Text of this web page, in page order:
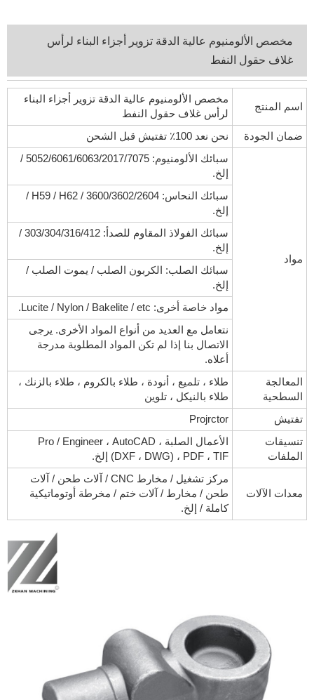
مخصص الألومنيوم عالية الدقة تزوير أجزاء البناء لرأس
غلاف حقول النفط
اسم المنتج
مخصص الألومنيوم عالية الدقة تزوير أجزاء البناء
لرأس غلاف حقول النفط
ضمان الجودة
نحن نعد 100٪ تفتيش قبل الشحن
مواد
سبائك الألومنيوم: 5052/6061/6063/2017/7075 /
إلخ.
سبائك النحاس: 3600/3602/2604 / H59 / H62 /
إلخ.
سبائك الفولاذ المقاوم للصدأ: 303/304/316/412 /
إلخ.
سبائك الصلب: الكربون الصلب / يموت الصلب /
إلخ.
مواد خاصة أخرى: Lucite / Nylon / Bakelite / etc.
نتعامل مع العديد من أنواع المواد الأخرى. يرجى
الاتصال بنا إذا لم تكن المواد المطلوبة مدرجة
أعلاه.
المعالجة
السطحية
طلاء ، تلميع ، أنودة ، طلاء بالكروم ، طلاء بالزنك ،
طلاء بالنيكل ، تلوين
تفتيش
Projrctor
تنسيقات
الملفات
الأعمال الصلبة ، Pro / Engineer ، AutoCAD
(DXF ، DWG) ، PDF ، TIF إلخ.
معدات الآلات
مركز تشغيل / مخارط CNC / آلات طحن / آلات
طحن / مخارط / آلات ختم / مخرطة أوتوماتيكية
كاملة / إلخ.